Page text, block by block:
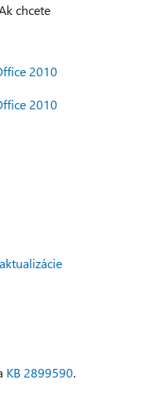
chcete
2010
2010
KB 2899590.